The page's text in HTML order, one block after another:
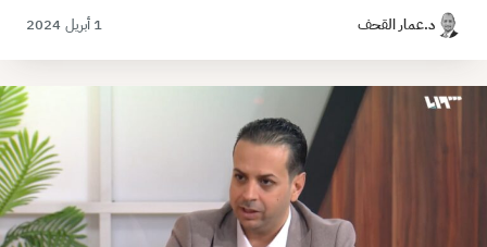
د.عمار القحف 1 أبريل 2024